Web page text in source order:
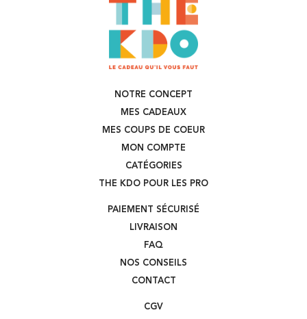
NOTRE CONCEPT
MES CADEAUX
MES COUPS DE COEUR
MON COMPTE
CATÉGORIES
THE KDO POUR LES PRO
PAIEMENT SÉCURISÉ
LIVRAISON
FAQ
NOS CONSEILS
CONTACT
CGV